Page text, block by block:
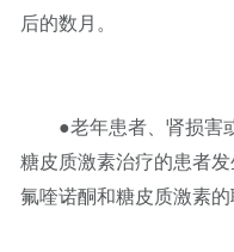
后的数月。
●老年患者、肾损害或
糖皮质激素治疗的患者
氟喹诺酮和糖皮质激素的